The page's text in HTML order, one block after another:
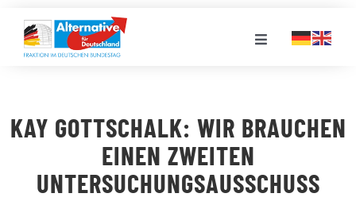
Inhalt
springen
Toggle
LANDESGRUPPEN
VERANSTALTUNGEN
KAY GOTTSCHALK: WIR BRAUCHEN
EINEN ZWEITEN
UNTERSUCHUNGSAUSSCHUSS